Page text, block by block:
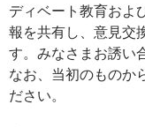
ディベート教育およ
報を共有し、意見交
す。みなさまお誘い
なお、当初のものか
ださい。